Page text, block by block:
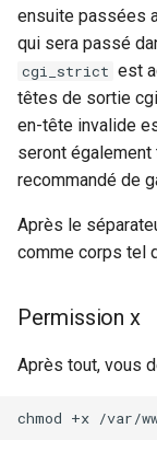
ensuite passées
qui sera passé
cgi_strict est
têtes de sortie
en-tête invalide
seront
recommandé de
Après le
comme corps tel
Permission x
Après tout, vous
chmod +x